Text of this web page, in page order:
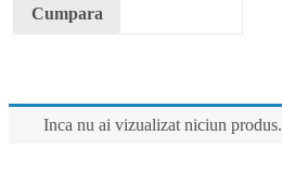
Cumpara
Inca nu ai vizualizat niciun produs.